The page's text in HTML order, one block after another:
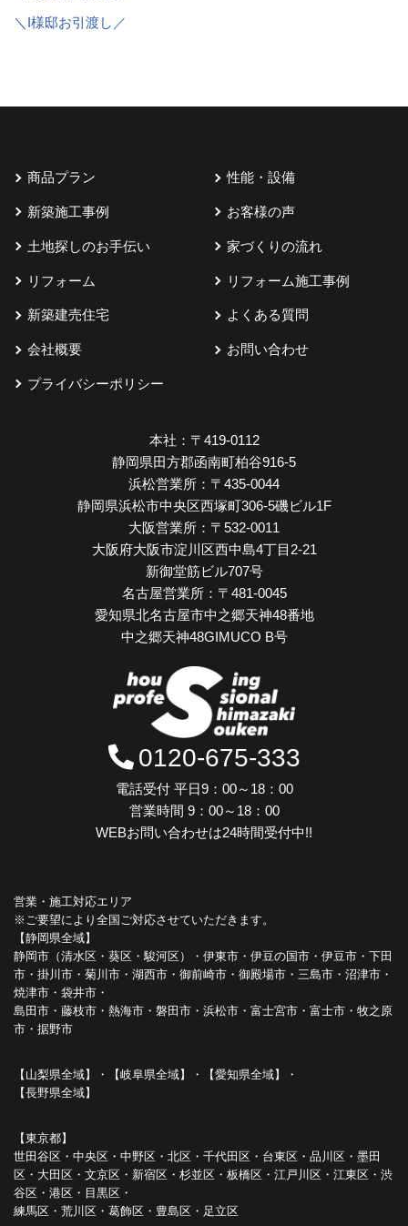
＼I様邸お引渡し／
商品プラン 性能・設備
新築施工事例 お客様の声
土地探しのお手伝い 家づくりの流れ
リフォーム リフォーム施工事例
新築建売住宅 よくある質問
会社概要 お問い合わせ
プライバシーポリシー
本社： 〒419-0112
静岡県田方郡函南町柏谷916-5
浜松営業所： 〒435-0044
静岡県浜松市中央区西塚町306-5磯ビル1F
大阪営業所： 〒532-0011
大阪府大阪市淀川区西中島4丁目2-21
新御堂筋ビル707号
名古屋営業所： 〒481-0045
愛知県北名古屋市中之郷天神48番地
中之郷天神48GIMUCO B号
0120-675-333
電話受付 平日9：00～18：00
営業時間 9：00～18：00
WEBお問い合わせは24時間受付中!!
営業・施工対応エリア
※ご要望により全国ご対応させていただきます。
【静岡県全域】
静岡市（清水区・葵区・駿河区）・伊東市・伊豆の国市・伊豆市・下田
市・掛川市・菊川市・湖西市・御前崎市・御殿場市・三島市・沼津市・
焼津市・袋井市・
島田市・藤枝市・熱海市・磐田市・浜松市・富士宮市・富士市・牧之原
市・据野市
【山梨県全域】・【岐阜県全域】・【愛知県全域】・
【長野県全域】
【東京都】
世田谷区・中央区・中野区・北区・千代田区・台東区・品川区・墨田
区・大田区・文京区・新宿区・杉並区・板橋区・江戸川区・江東区・渋
谷区・港区・目黒区・
練馬区・荒川区・葛飾区・豊島区・足立区